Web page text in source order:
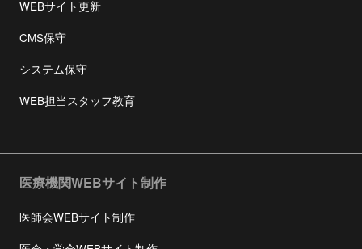
WEBサイト更新
CMS保守
システム保守
WEB担当スタッフ教育
医療機関WEBサイト制作
医師会WEBサイト制作